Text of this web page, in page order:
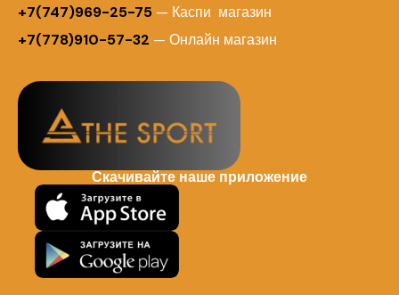
+7(747)969-25-75 — Каспи магазин
+7(778)910-57-32 — Онлайн магазин
Скачивайте наше приложение